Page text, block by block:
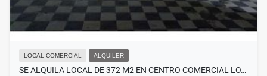
LOCAL COMERCIAL ALQUILER
SE ALQUILA LOCAL DE 372 M2 EN CENTRO COMERCIAL LO…